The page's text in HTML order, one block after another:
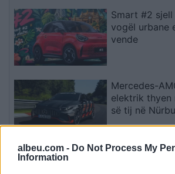
albeu.com - Do Not Process My
Information
Smart #2
vogël urbane
vende
Mercedes-
elektrik thyen
së tij në
Teleskopi